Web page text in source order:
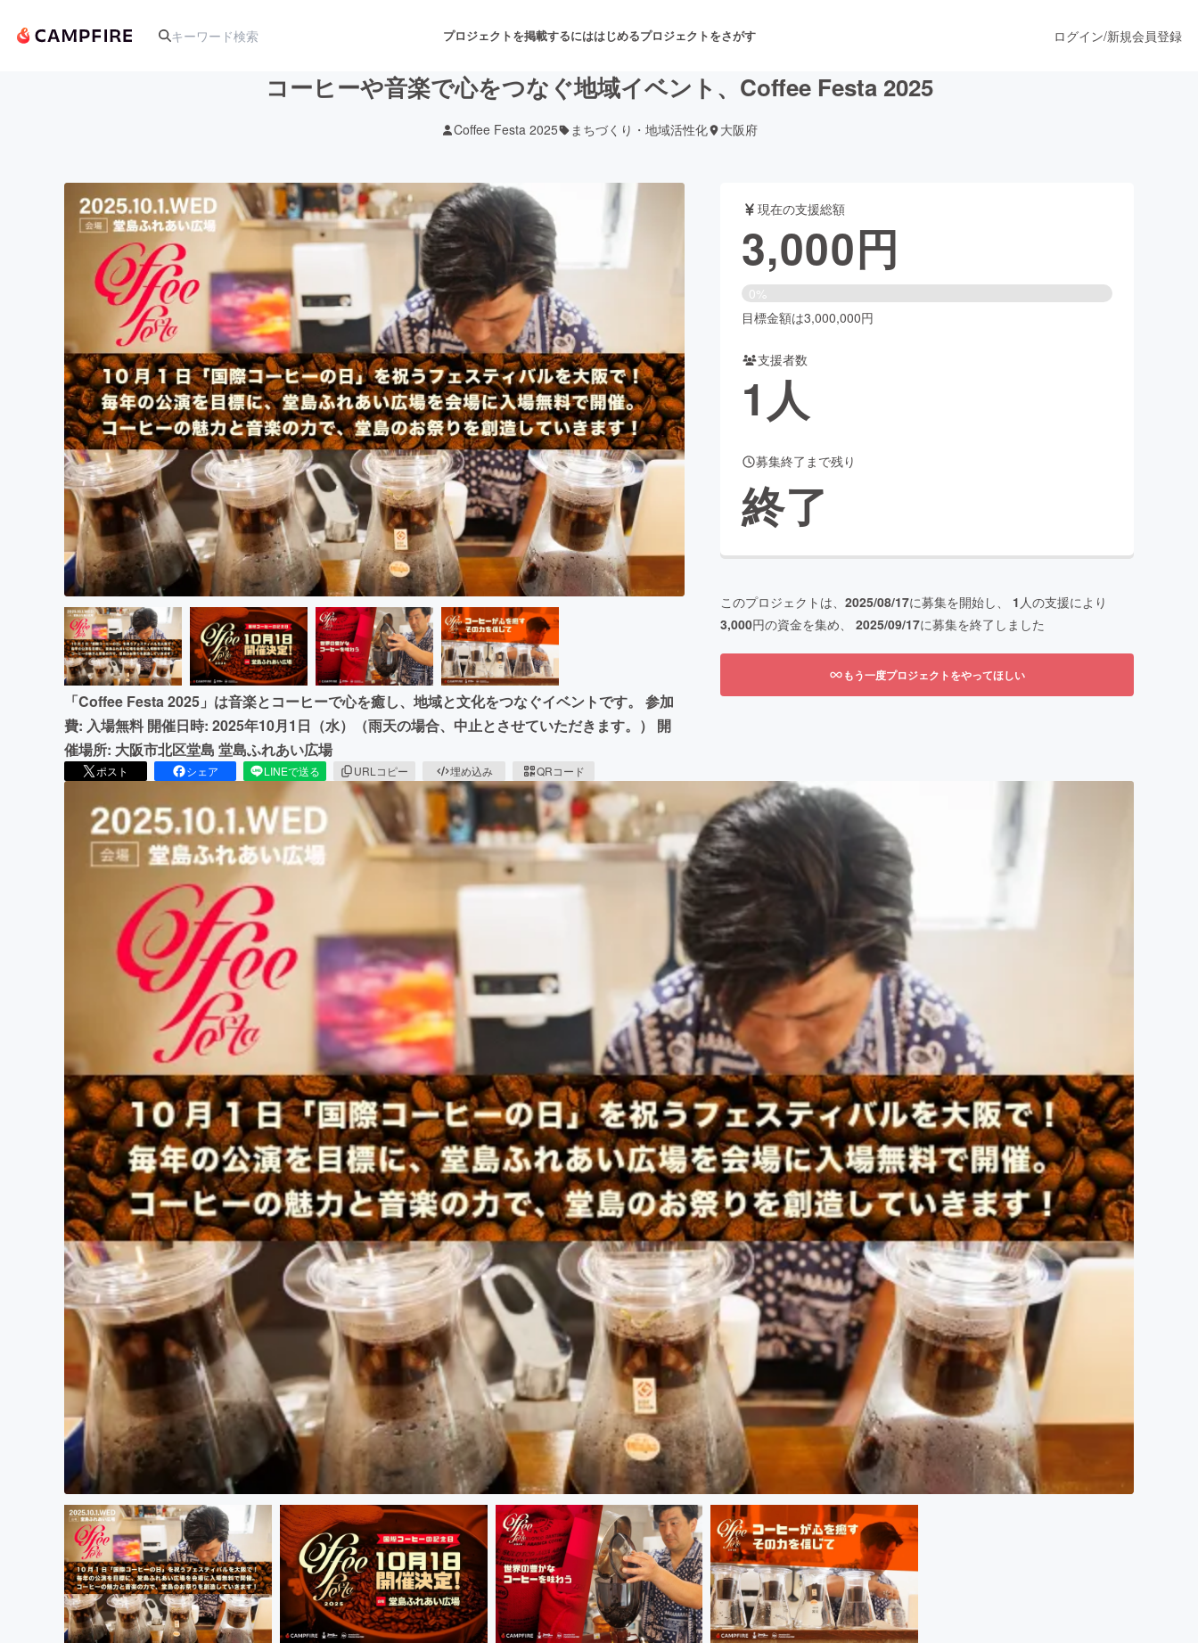
プロジェクトを掲載するにははじめるプロジェクトをさがす
アート・写真 音楽 舞台・パフォーマンス
テクノロジー・ガジェット ゲーム・サービス開発
映像・映画 書籍・雑誌出版
ビジネス・起業 チャレンジ ビューティー・ヘルスケア
まちづくり・地域活性化
CAMPFIRE for Social GoodCAMPFIRE Creation
CAMPFIREふるさと納税machi-ya
ログイン/新規会員登録
コーヒーや音楽で心をつなぐ地域イベント、Coffee Festa 2025
Coffee Festa 2025 まちづくり・地域活性化 大阪府
「Coffee Festa 2025」は音楽とコーヒーで心を癒し、地域と文化をつなぐイベントです。 参加
費: 入場無料 開催日時: 2025年10月1日（水）（雨天の場合、中止とさせていただきます。） 開
催場所: 大阪市北区堂島 堂島ふれあい広場
ポスト シェア LINEで送る URLコピー 埋め込み QRコード
現在の支援総額
3,000円
0%
目標金額は3,000,000円
支援者数
1人
募集終了まで残り
終了
このプロジェクトは、 2025/08/17に募集を開始し、 1 人の支援により
3,000円の資金を集め、 2025/09/17に募集を終了しました
もう一度プロジェクトをやってほしい